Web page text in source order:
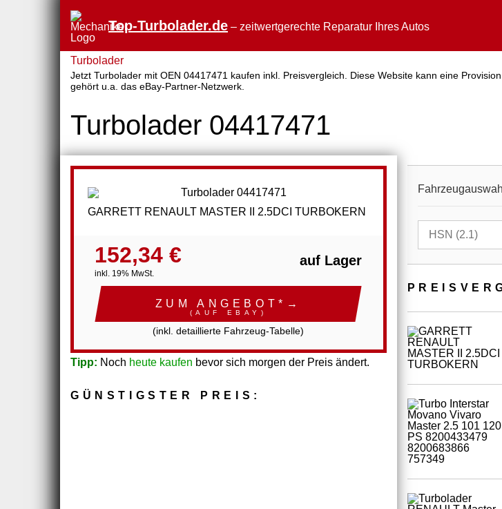
Top-Turbolader.de – zeitwertgerechte Reparatur Ihres Autos
Turbolader
Jetzt Turbolader mit OEN 04417471 kaufen inkl. Preisvergleich. Diese Website kann eine
gehört u.a. das eBay-Partner-Netzwerk.
Turbolader 04417471
GARRETT RENAULT MASTER II 2.5DCI TURBOKERN
152,34 €
inkl. 19% MwSt.
auf Lager
ZUM ANGEBOT*→
(AUF EBAY)
(inkl. detaillierte Fahrzeug-Tabelle)
Tipp: Noch heute kaufen bevor sich morgen der Preis ändert.
GÜNSTIGSTER PREIS: